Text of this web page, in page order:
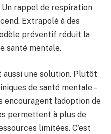
rappel de respiration
Extrapolé à des
préventif réduit la
santé mentale.
une solution. Plutôt
de santé mentale –
l’adoption de
permettent à plus de
limitées. C’est